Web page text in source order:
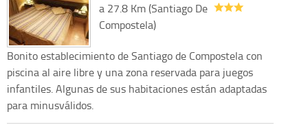
a 27.8 Km (Santiago De
Compostela)
Bonito establecimiento de Santiago de Compostela con
piscina al aire libre y una zona reservada para juegos
infantiles. Algunas de sus habitaciones están adaptadas
para minusválidos.